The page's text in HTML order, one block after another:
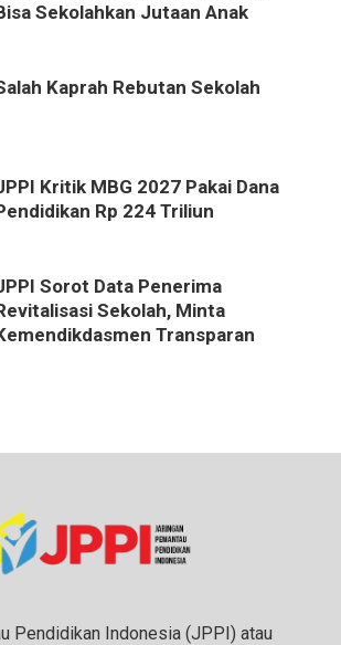
Sekolahkan Jutaan Anak
Kaprah Rebutan Sekolah
Kritik MBG 2027 Pakai Dana
Rp 224 Triliun
Sorot Data Penerima
Sekolah, Minta
Transparan
Pendidikan Indonesia (JPPI) atau